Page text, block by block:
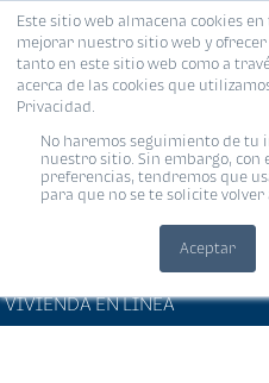
Este sitio web almacena cookies en
mejorar nuestro sitio web y
tanto en este sitio web como a
acerca de las cookies que
Privacidad.
No haremos seguimiento de tu
nuestro sitio. Sin embargo,
preferencias, tendremos que
para que no se te solicite
Aceptar
VIVIENDA EN LÍNEA